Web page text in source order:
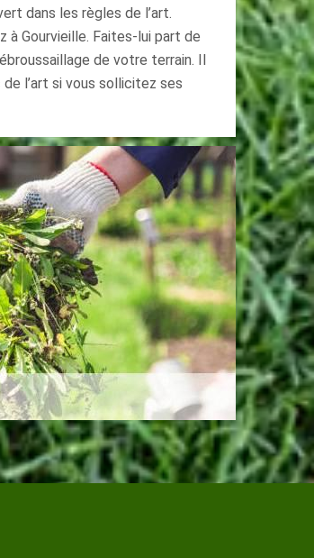
dans les règles de l’art.
à Gourvieille. Faites-lui part de
de votre terrain. Il
l’art si vous sollicitez ses